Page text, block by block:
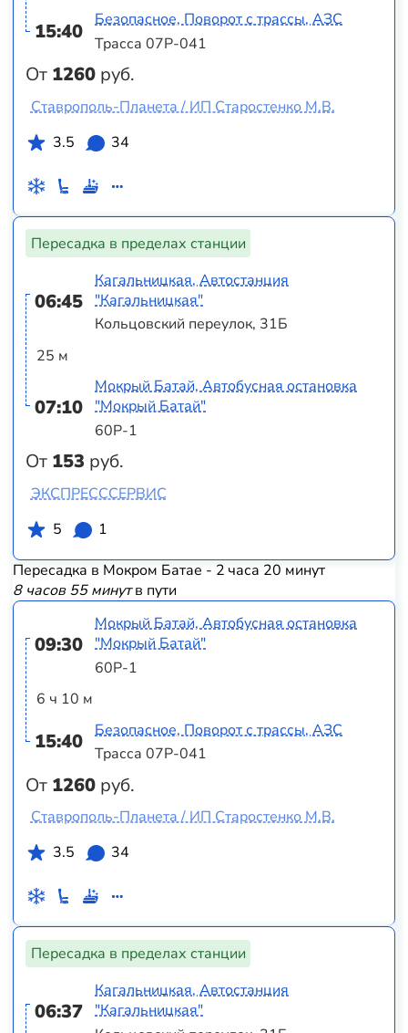
15:40
От 1260 руб.
Безопасное, Поворот с трассы, АЗС
Трасса 07Р-041
Ставрополь-Планета / ИП Старостенко М.В.
3.5
34
Пересадка в пределах станции
06:45
25 м
07:10
От 153 руб.
Кагальницкая, Автостанция
"Кагальницкая"
Кольцовский переулок, 31Б
Мокрый Батай, Автобусная остановка
"Мокрый Батай"
60Р-1
ЭКСПРЕСССЕРВИС
5
1
Пересадка в Мокром Батае - 2 часа 20 минут
8 часов 55 минутв пути
09:30
6 ч 10 м
15:40
От 1260 руб.
Мокрый Батай, Автобусная остановка
"Мокрый Батай"
60Р-1
Безопасное, Поворот с трассы, АЗС
Трасса 07Р-041
Ставрополь-Планета / ИП Старостенко М.В.
3.5
34
Пересадка в пределах станции
06:37
Кагальницкая, Автостанция
"Кагальницкая"